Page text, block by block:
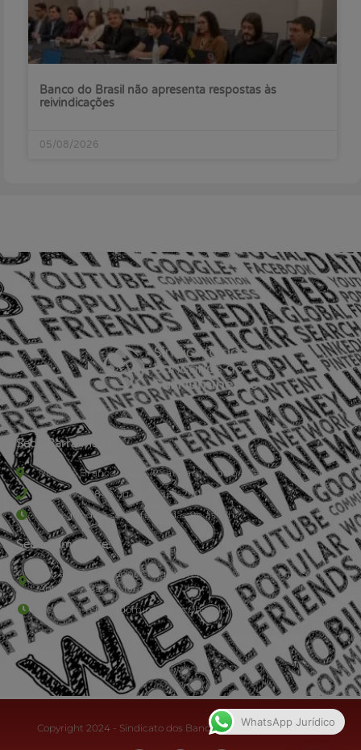
Banco do Brasil não apresenta respostas às
reivindicações
05/08/2026
Sede Barra Mansa
Rua Rio Branco, nº107 (2º andar), Centro - Cep: 27.330-030
(24) 3323-2848 ou (24) 3323-2500
De segunda à sexta-feira , das 9h às 17h.
Sede Campestre:
Estrada Governador Chagas Freitas – 3.780 – Colônia Santo
Antônio – Barra Mansa
De terça-feira a domingo, das 9h às 17h
Copyright 2024 - Sindicato dos Bancários do Sul Fluminense
WhatsApp Jurídico